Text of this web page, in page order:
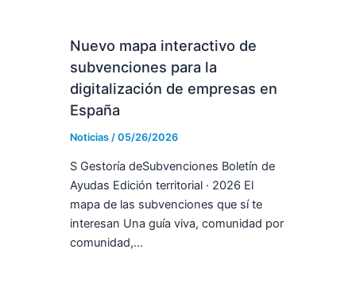
Nuevo mapa interactivo de
subvenciones para la
digitalización de empresas en
España
Noticias/ 05/26/2026
S Gestoría deSubvenciones Boletín de
Ayudas Edición territorial · 2026 El
mapa de las subvenciones que sí te
interesan Una guía viva, comunidad por
comunidad,…